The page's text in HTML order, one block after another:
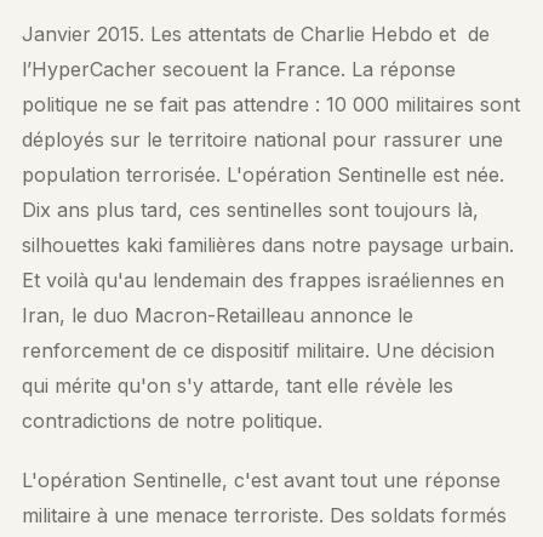
Janvier 2015. Les attentats de Charlie Hebdo et de
l’HyperCacher secouent la France. La réponse
politique ne se fait pas attendre : 10 000 militaires sont
déployés sur le territoire national pour rassurer une
population terrorisée. L'opération Sentinelle est née.
Dix ans plus tard, ces sentinelles sont toujours là,
silhouettes kaki familières dans notre paysage urbain.
Et voilà qu'au lendemain des frappes israéliennes en
Iran, le duo Macron-Retailleau annonce le
renforcement de ce dispositif militaire. Une décision
qui mérite qu'on s'y attarde, tant elle révèle les
contradictions de notre politique.
L'opération Sentinelle, c'est avant tout une réponse
militaire à une menace terroriste. Des soldats formés